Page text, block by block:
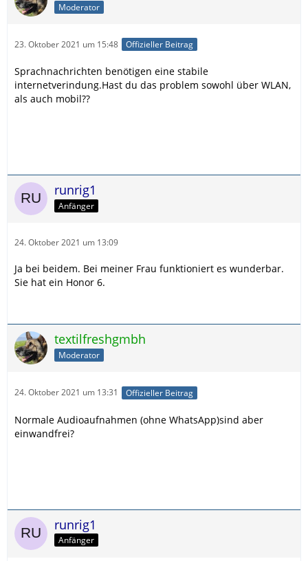
Moderator
23. Oktober 2021 um 15:48 Offizieller Beitrag
Sprachnachrichten benötigen eine stabile
internetverindung.Hast du das problem sowohl über WLAN,
als auch mobil??
runrig1
Anfänger
24. Oktober 2021 um 13:09
Ja bei beidem. Bei meiner Frau funktioniert es wunderbar.
Sie hat ein Honor 6.
textilfreshgmbh
Moderator
24. Oktober 2021 um 13:31 Offizieller Beitrag
Normale Audioaufnahmen (ohne WhatsApp)sind aber
einwandfrei?
runrig1
Anfänger